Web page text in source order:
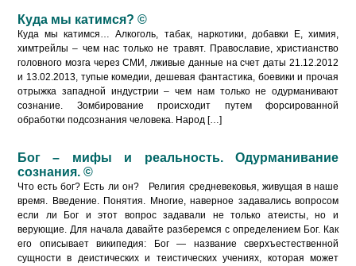
Куда мы катимся? ©
Куда мы катимся… Алкоголь, табак, наркотики, добавки Е, химия,
химтрейлы – чем нас только не травят. Православие, христианство
головного мозга через СМИ, лживые данные на счет даты 21.12.2012
и 13.02.2013, тупые комедии, дешевая фантастика, боевики и прочая
отрыжка западной индустрии – чем нам только не одурманивают
сознание. Зомбирование происходит путем форсированной
обработки подсознания человека. Народ […]
Бог – мифы и реальность. Одурманивание
сознания. ©
Что есть бог? Есть ли он? Религия средневековья, живущая в наше
время. Введение. Понятия. Многие, наверное задавались вопросом
если ли Бог и этот вопрос задавали не только атеисты, но и
верующие. Для начала давайте разберемся с определением Бог. Как
его описывает википедия: Бог — название сверхъестественной
сущности в деистических и теистических учениях, которая может